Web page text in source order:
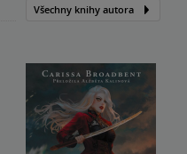
Všechny knihy autora